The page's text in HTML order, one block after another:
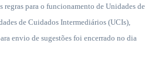
regras para o funcionamento de Unidades de
de Cuidados Intermediários (UCIs),
envio de sugestões foi encerrado no dia